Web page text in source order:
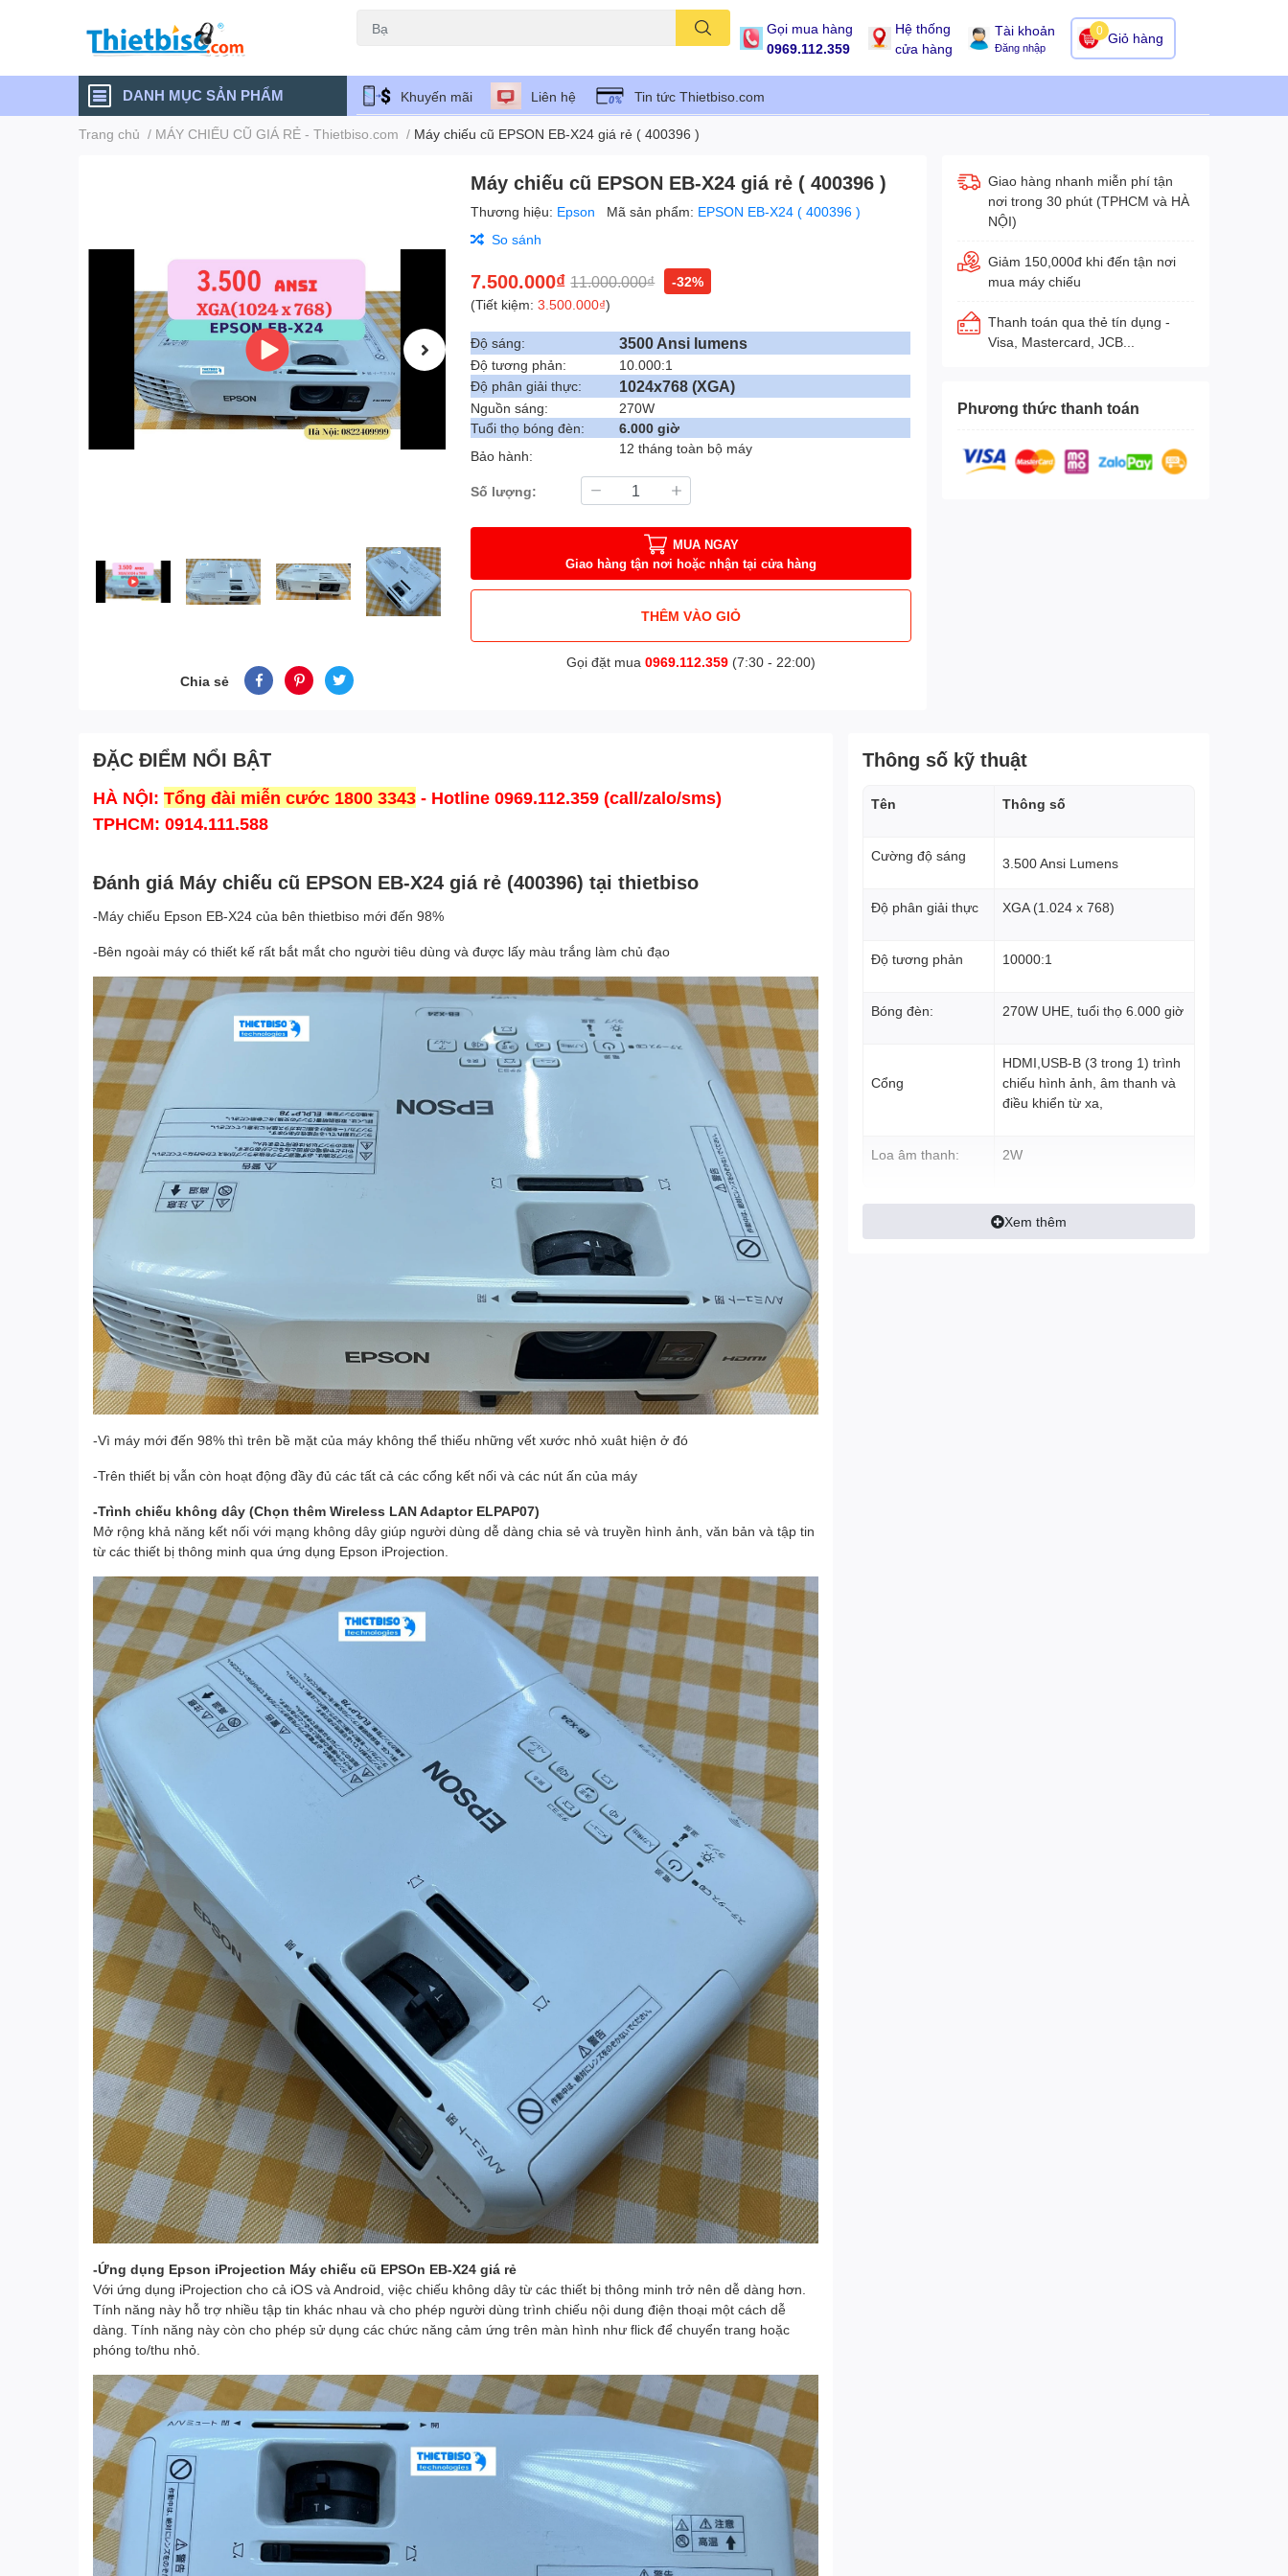
Gọi mua hàng
0969.112.359
Hệ thống
cửa hàng
Tài khoản
Đăng nhập
Giỏ hàng
0
DANH MỤC SẢN PHẨM Khuyến mãi Liên hệ Tin tức Thietbiso.com
Trang chủ / MÁY CHIẾU CŨ GIÁ RẺ - Thietbiso.com / Máy chiếu cũ EPSON EB-X24 giá rẻ ( 400396 )
Chia sẻ
Máy chiếu cũ EPSON EB-X24 giá rẻ ( 400396 )
Thương hiệu: Epson Mã sản phẩm: EPSON EB-X24 ( 400396 )
So sánh
7.500.000₫ 11.000.000₫
-32%
(Tiết kiệm:3.500.000₫)
Độ sáng: 3500 Ansi lumens
Độ tương phản:
10.000:1
Độ phân giải thực:
1024x768 (XGA)
Nguồn sáng:
270W
Tuổi thọ bóng đèn:
6.000 giờ
Bảo hành:
12 tháng toàn bộ máy
Số lượng:
MUA NGAY
Giao hàng tận nơi hoặc nhận tại cửa hàng
THÊM VÀO GIỎ
Gọi đặt mua0969.112.359 (7:30 - 22:00)
Giao hàng nhanh miễn phí tận
nơi trong 30 phút (TPHCM và HÀ
NỘI)
Giảm 150,000đ khi đến tận nơi
mua máy chiếu
Thanh toán qua thẻ tín dụng -
Visa, Mastercard, JCB...
Phương thức thanh toán
ĐẶC ĐIỂM NỔI BẬT
HÀ NỘI: Tổng đài miễn cước 1800 3343 - Hotline 0969.112.359 (call/zalo/sms)
TPHCM: 0914.111.588
Đánh giá Máy chiếu cũ EPSON EB-X24 giá rẻ (400396) tại thietbiso
-Máy chiếu Epson EB-X24 của bên thietbiso mới đến 98%
-Bên ngoài máy có thiết kế rất bắt mắt cho người tiêu dùng và được lấy màu trắng làm chủ đạo
-Vì máy mới đến 98% thì trên bề mặt của máy không thể thiếu những vết xước nhỏ xuât hiện ở đó
-Trên thiết bị vẫn còn hoạt động đầy đủ các tất cả các cổng kết nối và các nút ấn của máy
-Trình chiếu không dây (Chọn thêm Wireless LAN Adaptor ELPAP07)
Mở rộng khả năng kết nối với mạng không dây giúp người dùng dễ dàng chia sẻ và truyền hình ảnh, văn bản và tập tin
từ các thiết bị thông minh qua ứng dụng Epson iProjection.
-Ứng dụng Epson iProjection Máy chiếu cũ EPSOn EB-X24 giá rẻ
Với ứng dụng iProjection cho cả iOS và Android, việc chiếu không dây từ các thiết bị thông minh trở nên dễ dàng hơn.
Tính năng này hỗ trợ nhiều tập tin khác nhau và cho phép người dùng trình chiếu nội dung điện thoại một cách dễ
dàng. Tính năng này còn cho phép sử dụng các chức năng cảm ứng trên màn hình như flick để chuyển trang hoặc
phóng to/thu nhỏ.
Thông số kỹ thuật
Tên Thông số
Cường độ sáng 3.500 Ansi Lumens
Độ phân giải thực XGA (1.024 x 768)
Độ tương phản 10000:1
Bóng đèn: 270W UHE, tuổi thọ 6.000 giờ
Cổng
HDMI,USB-B (3 trong 1) trình
chiếu hình ảnh, âm thanh và
điều khiển từ xa,
Loa âm thanh: 2W
Xem thêm